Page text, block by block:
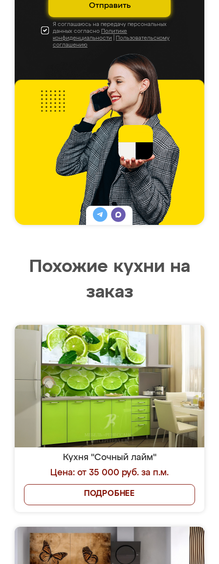
Отправить
Я соглашаюсь на передачу персональных
данных согласно Политике
конфиденциальности
Пользовательскому
соглашению
Похожие кухни на
заказ
Кухня "Сочный лайм"
Цена: от 35 000 руб. за п.м.
ПОДРОБНЕЕ